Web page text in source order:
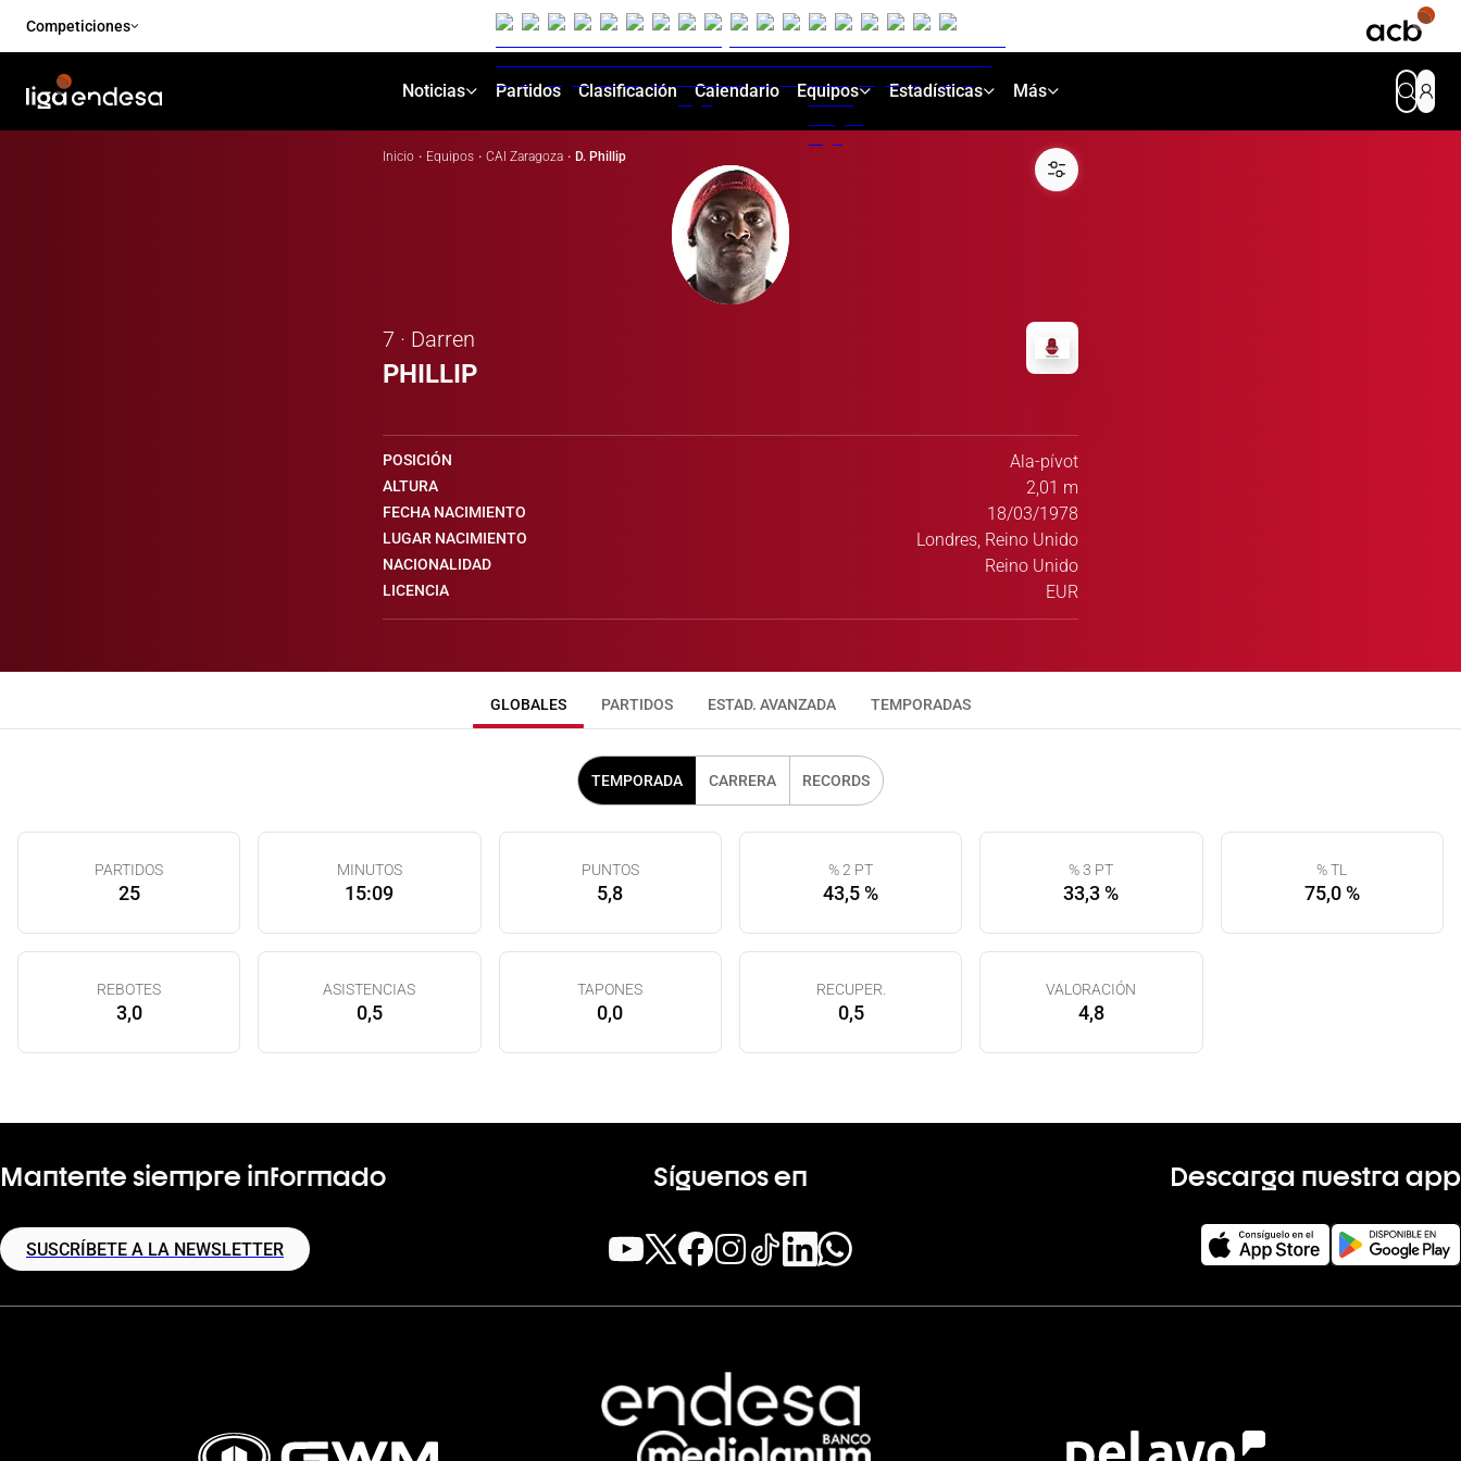
Competiciones
Noticias Partidos Clasificación Calendario Equipos Estadísticas Más
Inicio · Equipos · CAI Zaragoza · D. Phillip
7 · Darren
PHILLIP
POSICIÓN Ala-pívot
ALTURA 2,01 m
FECHA NACIMIENTO 18/03/1978
LUGAR NACIMIENTO Londres, Reino Unido
NACIONALIDAD Reino Unido
LICENCIA EUR
GLOBALES PARTIDOS ESTAD. AVANZADA TEMPORADAS
TEMPORADA CARRERA RECORDS
PARTIDOS
25
MINUTOS
15:09
PUNTOS
5,8
% 2 PT
43,5 %
% 3 PT
33,3 %
% TL
75,0 %
REBOTES
3,0
ASISTENCIAS
0,5
TAPONES
0,0
RECUPER.
0,5
VALORACIÓN
4,8
Mantente siempre informado
SUSCRÍBETE A LA NEWSLETTER
Síguenos en Descarga nuestra app